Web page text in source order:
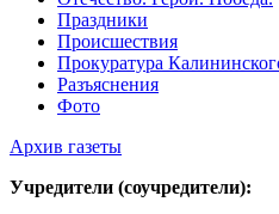
Праздники
Происшествия
Прокуратура
Разъяснения
Фото
Архив газеты
Учредители (соучредители):